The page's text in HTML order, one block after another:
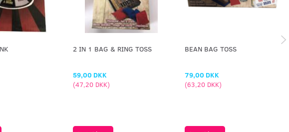
2 IN 1 BAG & RING TOSS
59,00 DKK
(47,20 DKK)
BEAN BAG TOSS
79,00 DKK
(63,20 DKK)